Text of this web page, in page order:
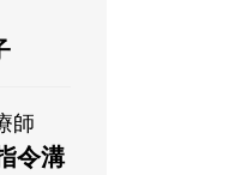
師
令溝